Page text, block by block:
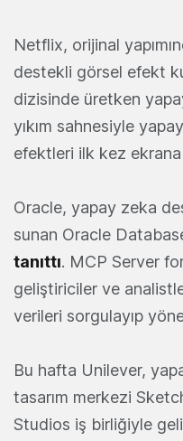
Netflix, orijinal
destekli görsel efekt
dizisinde üretken
yıkım sahnesiyle
efektleri ilk kez ekrana
Oracle, yapay zeka
sunan Oracle
tanıttı. MCP Server
geliştiriciler ve
verileri sorgulayıp
Bu hafta Unilever,
tasarım merkezi
Studios iş birliğiyle